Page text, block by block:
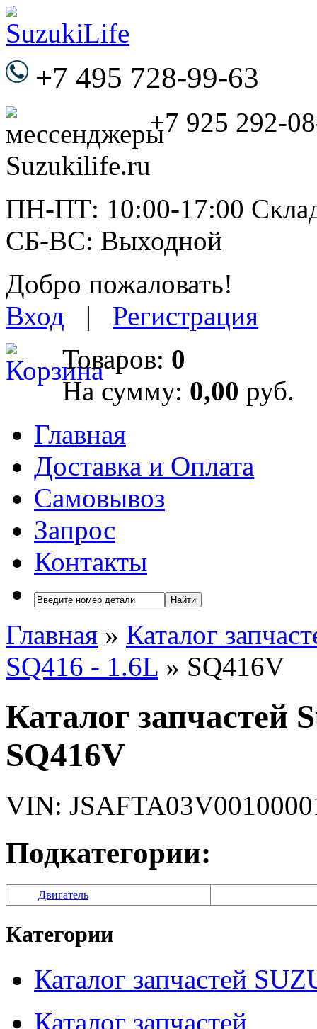
+7 495 728-99-63
+7 925 292-
ПН-ПТ: 10:00-17:00
СБ-ВС: Выходной
Добро пожаловать!
Вход | Регистрация
Товаров: 0
На сумму: 0,00 руб.
Главная
Доставка и Оплата
Самовывоз
Запрос
Контакты
Найти
Главная » Каталог
SQ416 - 1.6L » SQ416V
Каталог запчастей
SQ416V
VIN:
Подкатегории:
Двигатель
Категории
Каталог запчастей
Каталог запчастей